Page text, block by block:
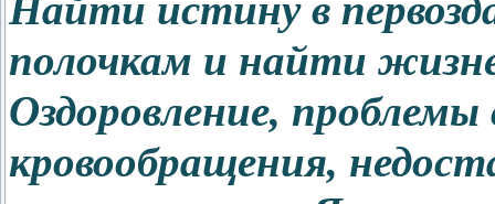
Найти истину в
полочкам и найти
Оздоровление,
кровообращения,